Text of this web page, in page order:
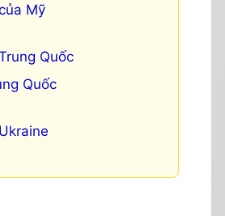
Mỹ
Quốc
Quốc